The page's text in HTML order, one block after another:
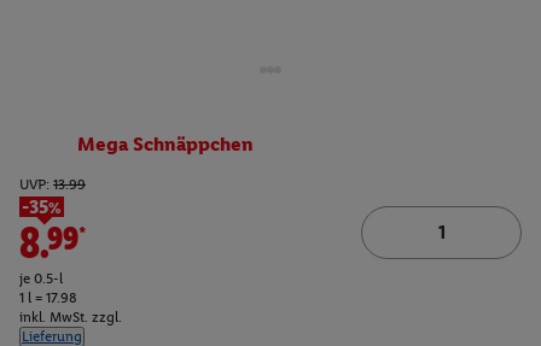
Mega Schnäppchen
UVP: 13.99
-35%
8.99*
je 0.5-l
1 l = 17.98
inkl. MwSt. zzgl.
Lieferung